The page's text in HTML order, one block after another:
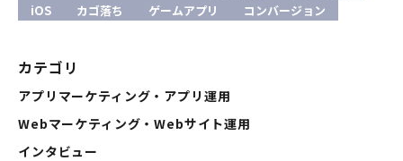
iOS
カゴ落ち ゲームアプリ コンバージョン
カテゴリ
アプリマーケティング・アプリ運用
Webマーケティング・Webサイト運用
インタビュー